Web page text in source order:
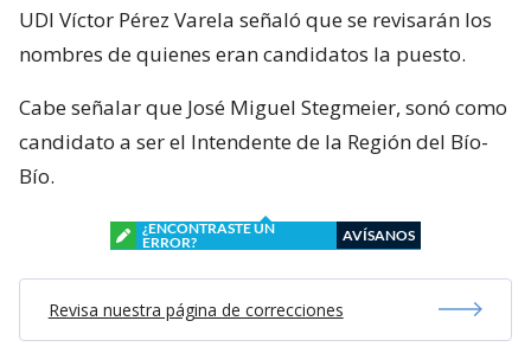
UDI Víctor Pérez Varela señaló que se revisarán los
nombres de quienes eran candidatos la puesto.
Cabe señalar que José Miguel Stegmeier, sonó como
candidato a ser el Intendente de la Región del Bío-
Bío.
¿ENCONTRASTE UN
ERROR?
AVÍSANOS
Revisa nuestra página de correcciones